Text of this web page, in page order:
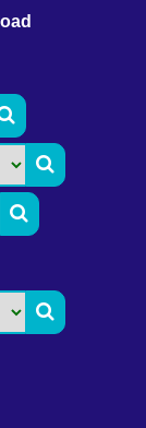


